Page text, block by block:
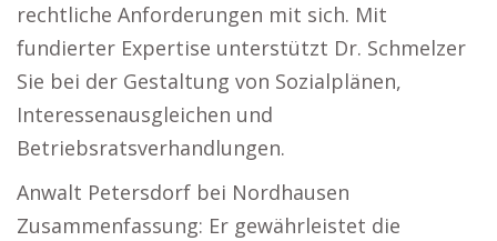
rechtliche Anforderungen mit sich. Mit
fundierter Expertise unterstützt Dr. Schmelzer
Sie bei der Gestaltung von Sozialplänen,
Interessenausgleichen und
Betriebsratsverhandlungen.
Anwalt Petersdorf bei Nordhausen
Zusammenfassung: Er gewährleistet die